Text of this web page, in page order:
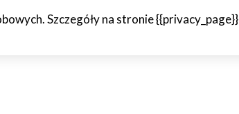
WTF! O MNIE
Szczegóły na stronie {{privacy_page}}